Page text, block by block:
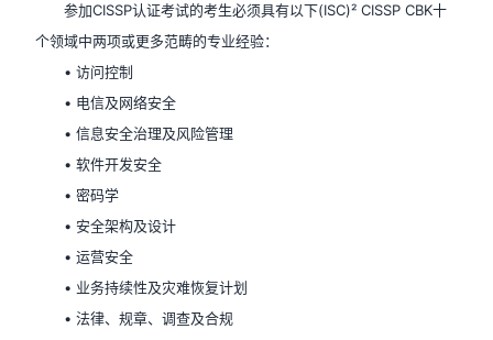
参加CISSP认证考试的考生必须具有以下(ISC)² CISSP CBK十
个领域中两项或更多范畴的专业经验：
• 访问控制
• 电信及网络安全
• 信息安全治理及风险管理
• 软件开发安全
• 密码学
• 安全架构及设计
• 运营安全
• 业务持续性及灾难恢复计划
• 法律、规章、调查及合规